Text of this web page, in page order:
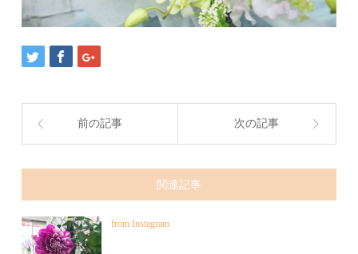
前の記事 次の記事
関連記事
from Instagram